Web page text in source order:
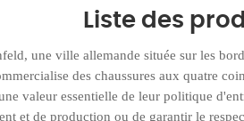
Liste des
une ville allemande située sur les
des chaussures aux quatre
valeur essentielle de leur politique
et de production ou de garantir le